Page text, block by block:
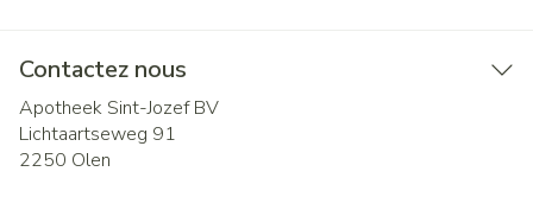
Contactez nous
Apotheek Sint-Jozef BV
Lichtaartseweg 91
2250 Olen